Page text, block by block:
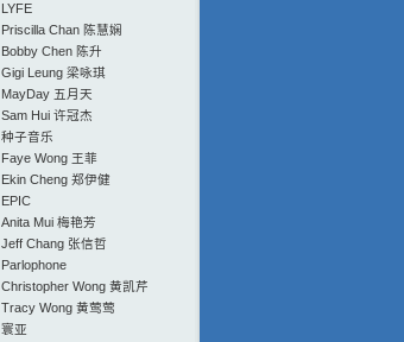
LYFE
Priscilla Chan 陈慧娴
Bobby Chen 陈升
Gigi Leung 梁咏琪
MayDay 五月天
Sam Hui 许冠杰
种子音乐
Faye Wong 王菲
Ekin Cheng 郑伊健
EPIC
Anita Mui 梅艳芳
Jeff Chang 张信哲
Parlophone
Christopher Wong 黄凯芹
Tracy Wong 黄莺莺
寰亚